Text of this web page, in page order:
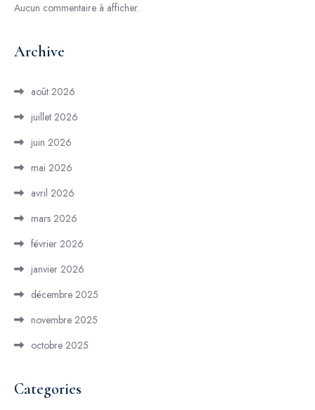
Aucun commentaire à afficher.
Archive
août 2026
juillet 2026
juin 2026
mai 2026
avril 2026
mars 2026
février 2026
janvier 2026
décembre 2025
novembre 2025
octobre 2025
Categories